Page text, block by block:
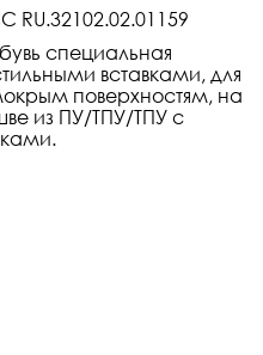
RU.32102.02.01159
специальная
вставками, для
поверхностям, на
из ПУ/ТПУ/ТПУ с